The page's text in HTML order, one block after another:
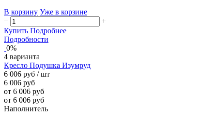
В корзину Уже в корзине
−
+
Купить Подробнее
Подробности
0%
4 варианта
Кресло Подушка Изумруд
6 006 руб / шт
6 006 руб
от 6 006 руб
от 6 006 руб
Наполнитель